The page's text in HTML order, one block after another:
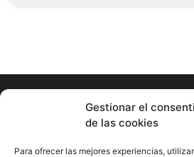
Gestionar el
de las cookies
Para ofrecer las mejores experiencias,
Hormigueando © Copyright 2023.